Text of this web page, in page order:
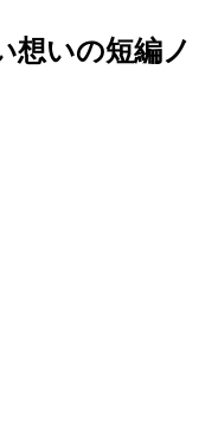
想いの短編ノ